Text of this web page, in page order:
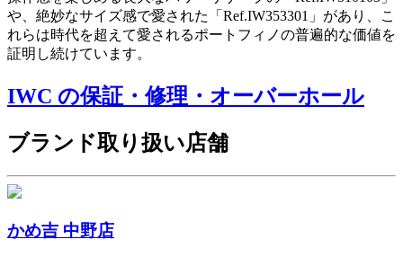
や、絶妙なサイズ感で愛された「Ref.IW353301」があり、こ
れらは時代を超えて愛されるポートフィノの普遍的な価値を
証明し続けています。
IWC の保証・修理・オーバーホール
ブランド取り扱い店舗
かめ吉 中野店